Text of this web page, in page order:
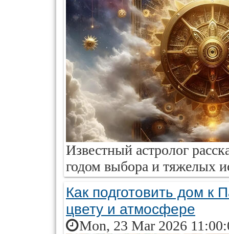
Известный астролог
годом выбора и тяжелых
Как подготовить дом к
цвету и атмосфере
Mon, 23 Mar 2026